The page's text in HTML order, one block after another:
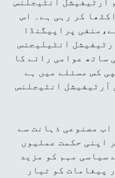
کر رہی ہے۔ اس
پراپیگنڈا
انٹیلیجنس
ساتھ عوامی رائے کا
کس مسئلے میں ہے
آرٹیفیشل انٹیجلنس
مصنوعی ذہانت سے
اپنی حکمت عملیوں
سیاسی مہم کو مزید
پیغامات کو تیار